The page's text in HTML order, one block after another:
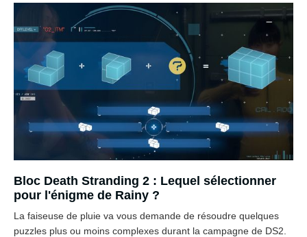
Bloc Death Stranding 2 : Lequel sélectionner
pour l'énigme de Rainy ?
La faiseuse de pluie va vous demande de résoudre quelques
puzzles plus ou moins complexes durant la campagne de DS2.